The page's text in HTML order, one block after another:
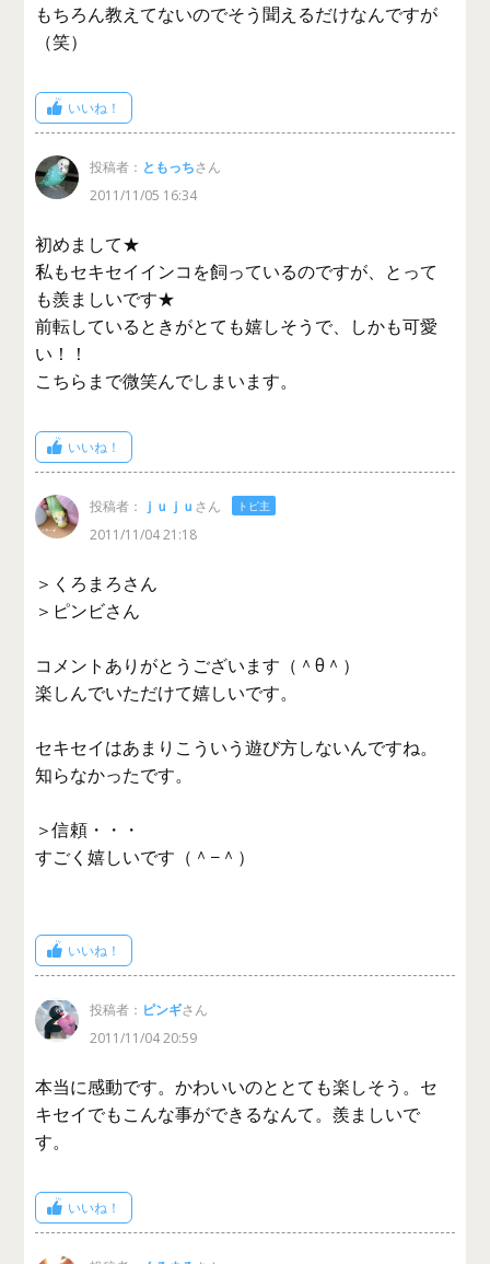
もちろん教えてないのでそう聞えるだけなんですが
（笑）
いいね！
投稿者： ともっちさん
2011/11/05 16:34
初めまして★
私もセキセイインコを飼っているのですが、とって
も羨ましいです★
前転しているときがとても嬉しそうで、しかも可愛
い！！
こちらまで微笑んでしまいます。
いいね！
投稿者： ｊｕｊｕ さん トピ主
2011/11/04 21:18
＞くろまろさん
＞ピンビさん
コメントありがとうございます（＾θ＾）
楽しんでいただけて嬉しいです。
セキセイはあまりこういう遊び方しないんですね。
知らなかったです。
＞信頼・・・
すごく嬉しいです（＾−＾）
いいね！
投稿者： ピンギさん
2011/11/04 20:59
本当に感動です。かわいいのととても楽しそう。セ
キセイでもこんな事ができるなんて。羨ましいで
す。
いいね！